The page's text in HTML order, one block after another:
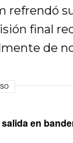
final
de
en